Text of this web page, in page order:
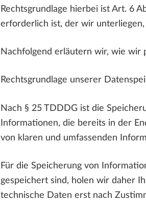
Rechtsgrundlage hierbei ist Art. 6
erforderlich ist, der wir unterliegen,
Nachfolgend erläutern wir, wie wir
Rechtsgrundlage unserer
Nach § 25 TDDDG ist die
Informationen, die bereits in der
von klaren und umfassenden
Für die Speicherung von
gespeichert sind, holen wir daher
technische Daten erst nach